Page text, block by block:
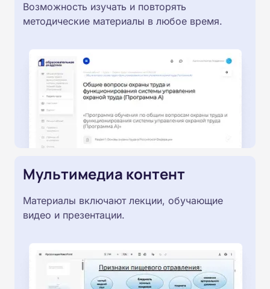
Возможность изучать и повторять
методические материалы в любое время.
Мультимедиа контент
Материалы включают лекции, обучающие
видео и презентации.